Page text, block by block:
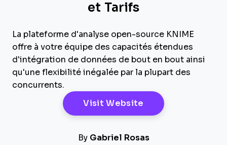
et Tarifs
La plateforme d'analyse open-source KNIME
offre à votre équipe des capacités étendues
d'intégration de données de bout en bout ainsi
qu'une flexibilité inégalée par la plupart des
concurrents.
Visit Website Opens New
By Gabriel Rosas